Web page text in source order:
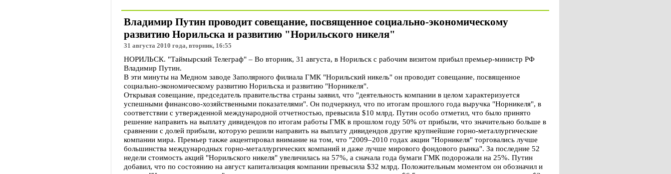
Владимир Путин проводит совещание, посвященное социально-экономическому
развитию Норильска и развитию "Норильского никеля"
31 августа 2010 года, вторник, 16:55
НОРИЛЬСК. "Таймырский Телеграф" – Во вторник, 31 августа, в Норильск с рабочим визитом прибыл премьер-министр РФ
Владимир Путин.
В эти минуты на Медном заводе Заполярного филиала ГМК "Норильский никель" он проводит совещание, посвященное
социально-экономическому развитию Норильска и развитию "Норникеля".
Открывая совещание, председатель правительства страны заявил, что "деятельность компании в целом характеризуется
успешными финансово-хозяйственными показателями". Он подчеркнул, что по итогам прошлого года выручка "Норникеля", в
соответствии с утвержденной международной отчетностью, превысила $10 млрд. Путин особо отметил, что было принято
решение направить на выплату дивидендов по итогам работы ГМК в прошлом году 50% от прибыли, что значительно больше в
сравнении с долей прибыли, которую решили направить на выплату дивидендов другие крупнейшие горно-металлургические
компании мира. Премьер также акцентировал внимание на том, что "2009–2010 годах акции "Норникеля" торговались лучше
большинства международных горно-металлургических компаний и даже лучше мирового фондового рынка". За последние 52
недели стоимость акций "Норильского никеля" увеличилась на 57%, а сначала года бумаги ГМК подорожали на 25%. Путин
добавил, что по состоянию на август капитализация компании превысила $32 млрд. Положительным моментом он обозначил и